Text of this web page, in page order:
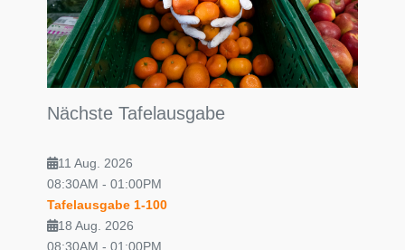
Nächste Tafelausgabe
11 Aug. 2026
08:30AM - 01:00PM
Tafelausgabe 1-100
18 Aug. 2026
08:30AM - 01:00PM